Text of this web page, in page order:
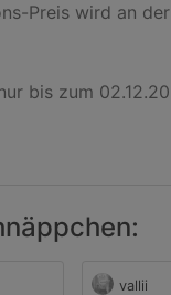
Preis wird an
bis zum
vallii